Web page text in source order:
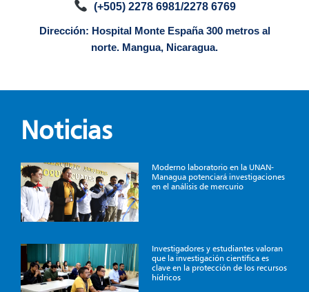
(+505) 2278 6981/2278 6769
Dirección: Hospital Monte España 300 metros al
norte. Mangua, Nicaragua.
Noticias
Moderno laboratorio en la UNAN-
Managua potenciará investigaciones
en el análisis de mercurio
Investigadores y estudiantes valoran
que la investigación científica es
clave en la protección de los recursos
hídricos